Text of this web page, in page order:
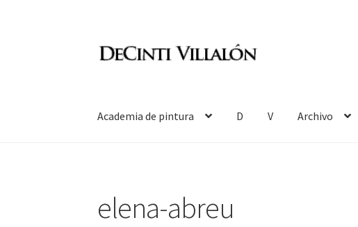
Academia de pintura D V Archivo
elena-abreu